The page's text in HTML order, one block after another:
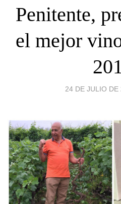
Penitente,
el mejor
24 DE JULIO